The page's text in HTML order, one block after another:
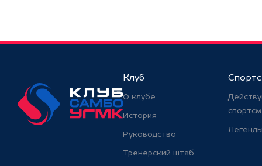
Клуб
О клубе
История
Руководство
Тренерский штаб